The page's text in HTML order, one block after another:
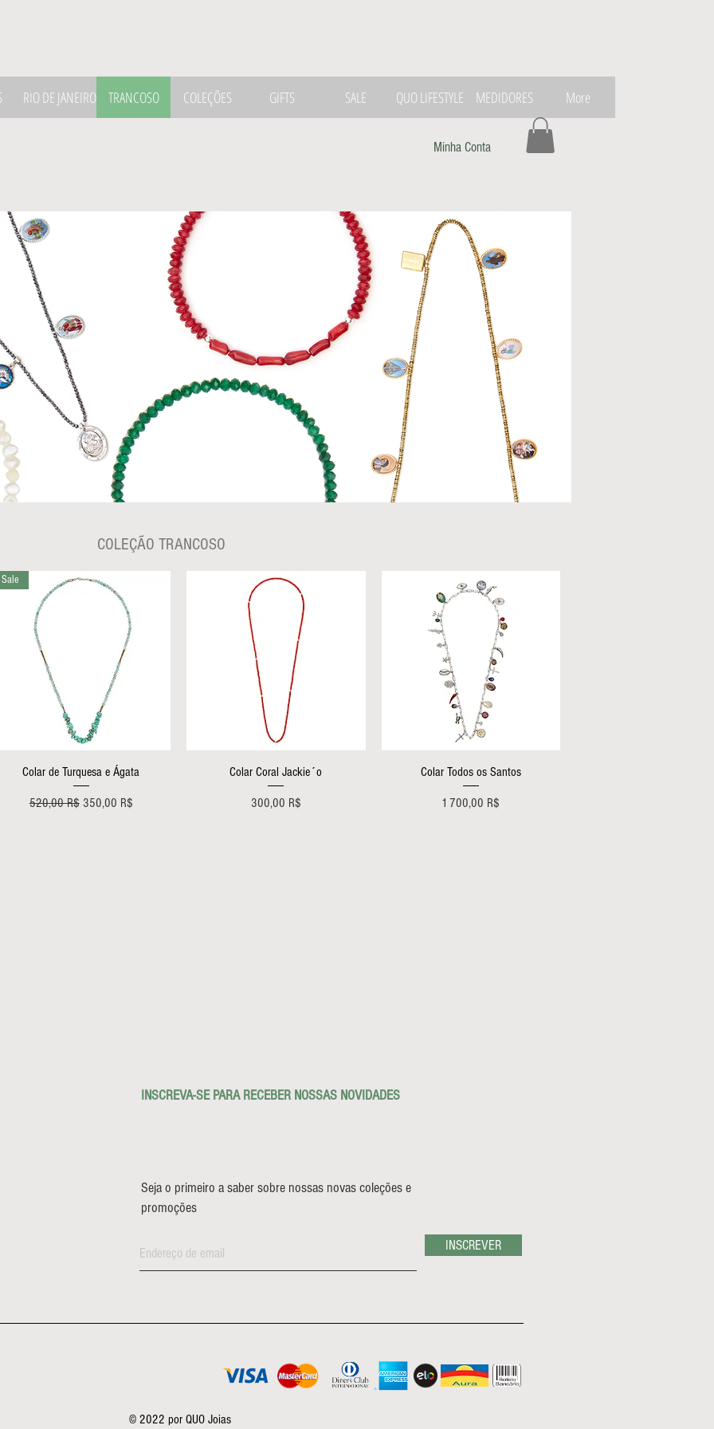
RIO DE JANEIRO TRANCOSO COLEÇÕES GIFTS SALE QUO LIFESTYLE MEDIDORES More
Minha Conta
COLEÇÃO TRANCOSO
Aperçu rapide
Sale
Colar de Turquesa e Ágata
Prix original
520,00 R$ Prix promotionnel
350,00 R$
Aperçu rapide
Colar Coral Jackie´o
Prix
300,00 R$
Aperçu rapide
Colar Todos os Santos
Prix
1 700,00 R$
INSCREVA-SE PARA RECEBER NOSSAS NOVIDADES
Seja o primeiro a saber sobre nossas novas coleções e
promoções
INSCREVER
© 2022 por QUO Joias